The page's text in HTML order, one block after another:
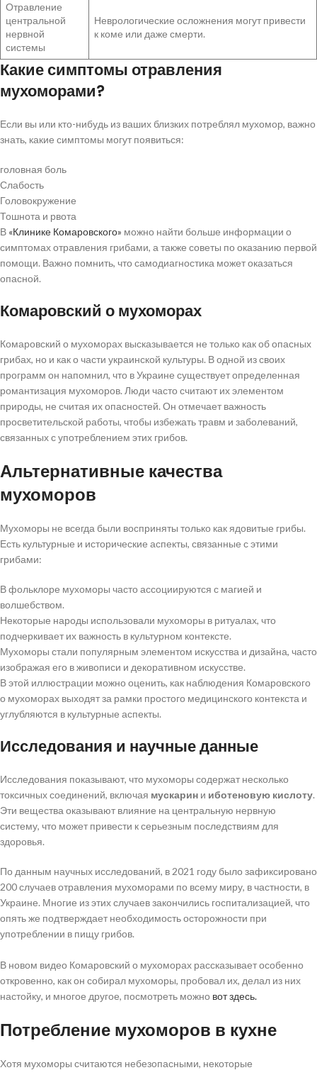
Отравление
центральной
нервной
системы
Неврологические осложнения могут привести
к коме или даже смерти.
Какие симптомы отравления
мухоморами?
Если вы или кто-нибудь из ваших близких потреблял мухомор, важно
знать, какие симптомы могут появиться:
головная боль
Слабость
Головокружение
Тошнота и рвота
В «Клинике Комаровского» можно найти больше информации о
симптомах отравления грибами, а также советы по оказанию первой
помощи. Важно помнить, что самодиагностика может оказаться
опасной.
Комаровский о мухоморах
Комаровский о мухоморах высказывается не только как об опасных
грибах, но и как о части украинской культуры. В одной из своих
программ он напомнил, что в Украине существует определенная
романтизация мухоморов. Люди часто считают их элементом
природы, не считая их опасностей. Он отмечает важность
просветительской работы, чтобы избежать травм и заболеваний,
связанных с употреблением этих грибов.
Альтернативные качества
мухоморов
Мухоморы не всегда были восприняты только как ядовитые грибы.
Есть культурные и исторические аспекты, связанные с этими
грибами:
В фольклоре мухоморы часто ассоциируются с магией и
волшебством.
Некоторые народы использовали мухоморы в ритуалах, что
подчеркивает их важность в культурном контексте.
Мухоморы стали популярным элементом искусства и дизайна, часто
изображая его в живописи и декоративном искусстве.
В этой иллюстрации можно оценить, как наблюдения Комаровского
о мухоморах выходят за рамки простого медицинского контекста и
углубляются в культурные аспекты.
Исследования и научные данные
Исследования показывают, что мухоморы содержат несколько
токсичных соединений, включая мускарин и иботеновую кислоту.
Эти вещества оказывают влияние на центральную нервную
систему, что может привести к серьезным последствиям для
здоровья.
По данным научных исследований, в 2021 году было зафиксировано
200 случаев отравления мухоморами по всему миру, в частности, в
Украине. Многие из этих случаев закончились госпитализацией, что
опять же подтверждает необходимость осторожности при
употреблении в пищу грибов.
В новом видео Комаровский о мухоморах рассказывает особенно
откровенно, как он собирал мухоморы, пробовал их, делал из них
настойку, и многое другое, посмотреть можно вот здесь.
Потребление мухоморов в кухне
Хотя мухоморы считаются небезопасными, некоторые